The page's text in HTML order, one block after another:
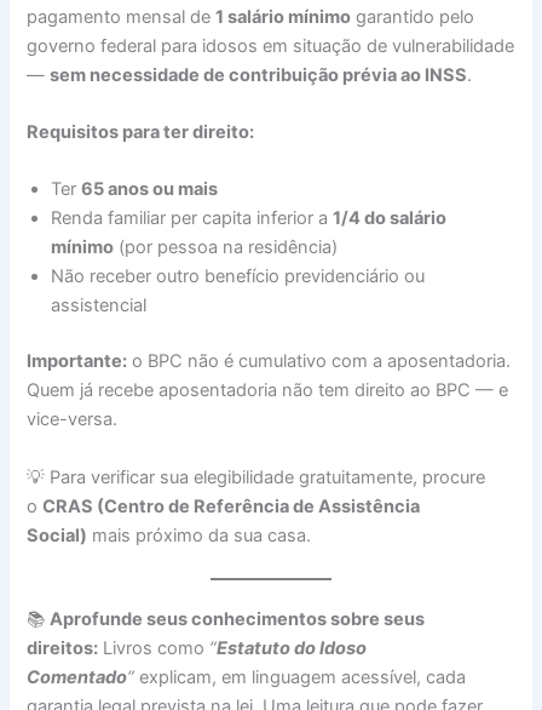
pagamento mensal de1 salário mínimo garantido pelo
governo federal para idosos em situação de vulnerabilidade
—sem necessidade de contribuição prévia ao INSS.
Requisitos para ter direito:
Ter65 anos ou mais
Renda familiar per capita inferior a1/4 do salário
mínimo (por pessoa na residência)
Não receber outro benefício previdenciário ou
assistencial
Importante: o BPC não é cumulativo com a aposentadoria.
Quem já recebe aposentadoria não tem direito ao BPC — e
vice-versa.
💡 Para verificar sua elegibilidade gratuitamente, procure
oCRAS (Centro de Referência de Assistência
Social) mais próximo da sua casa.
📚Aprofunde seus conhecimentos sobre seus
direitos: Livros como “Estatuto do Idoso
Comentado“ explicam, em linguagem acessível, cada